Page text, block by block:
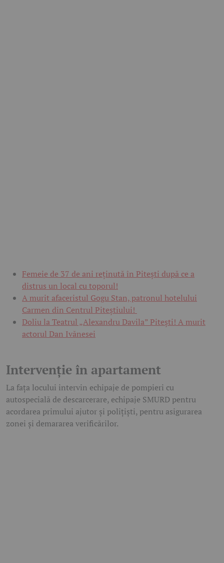
Femeie de 37 de ani reținută în Pitești după ce a
distrus un local cu toporul!
A murit afaceristul Gogu Stan, patronul hotelului
Carmen din Centrul Piteștiului!
Doliu la Teatrul „Alexandru Davila” Pitești! A murit
actorul Dan Ivănesei
Intervenție în apartament
La fața locului intervin echipaje de pompieri cu
autospecială de descarcerare, echipaje SMURD pentru
acordarea primului ajutor și polițiști, pentru asigurarea
zonei și demararea verificărilor.